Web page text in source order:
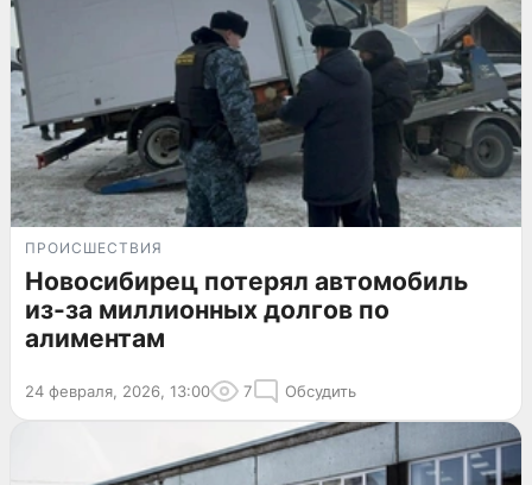
ПРОИСШЕСТВИЯ
Новосибирец потерял автомобиль
из-за миллионных долгов по
алиментам
24 февраля, 2026, 13:00 7 Обсудить